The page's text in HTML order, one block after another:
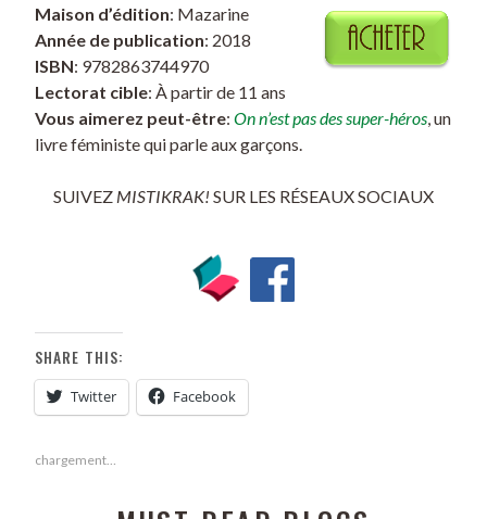
Maison d’édition: Mazarine
Année de publication: 2018
ISBN: 9782863744970
Lectorat cible: À partir de 11 ans
Vous aimerez peut-être: On n’est pas des super-héros, un
livre féministe qui parle aux garçons.
SUIVEZ MISTIKRAK! SUR LES RÉSEAUX SOCIAUX
SHARE THIS:
Twitter Facebook
chargement…